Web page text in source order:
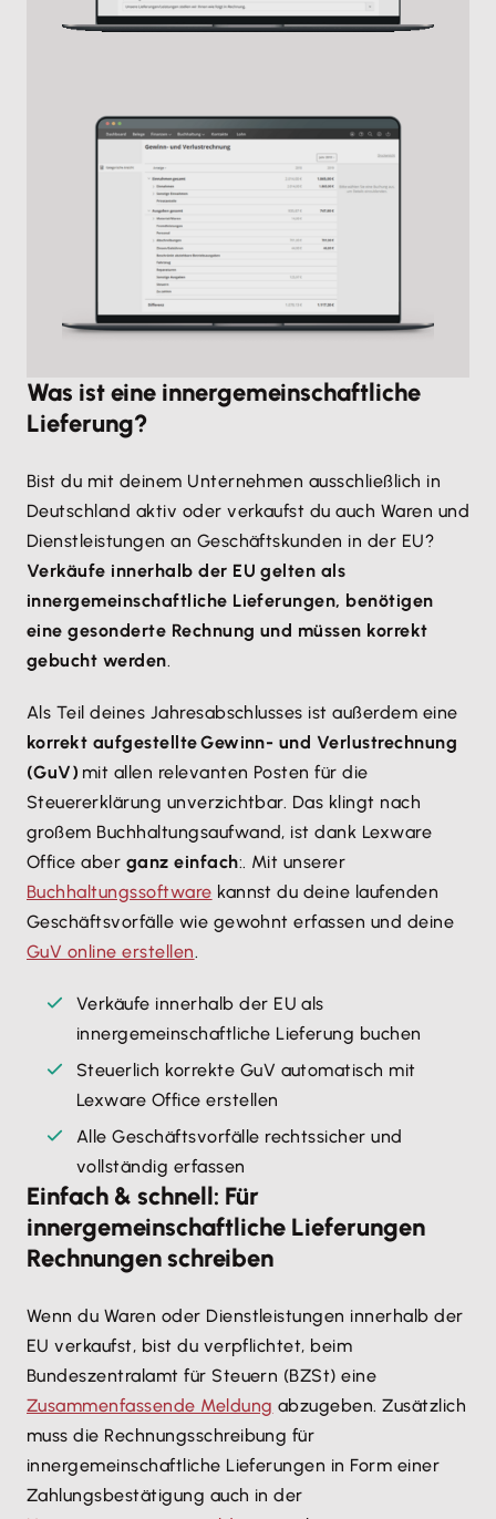
Was ist eine innergemeinschaftliche
Lieferung?
Bist du mit deinem Unternehmen ausschließlich in
Deutschland aktiv oder verkaufst du auch Waren und
Dienstleistungen an Geschäftskunden in der EU?
Verkäufe innerhalb der EU gelten als
innergemeinschaftliche Lieferungen, benötigen
eine gesonderte Rechnung und müssen korrekt
gebucht werden.
Als Teil deines Jahresabschlusses ist außerdem eine
korrekt aufgestellte Gewinn- und Verlustrechnung
(GuV) mit allen relevanten Posten für die
Steuererklärung unverzichtbar. Das klingt nach
großem Buchhaltungsaufwand, ist dank Lexware
Office aber ganz einfach:. Mit unserer
Buchhaltungssoftware kannst du deine laufenden
Geschäftsvorfälle wie gewohnt erfassen und deine
GuV online erstellen.
Verkäufe innerhalb der EU als
innergemeinschaftliche Lieferung buchen
Steuerlich korrekte GuV automatisch mit
Lexware Office erstellen
Alle Geschäftsvorfälle rechtssicher und
vollständig erfassen
Einfach & schnell: Für
innergemeinschaftliche Lieferungen
Rechnungen schreiben
Wenn du Waren oder Dienstleistungen innerhalb der
EU verkaufst, bist du verpflichtet, beim
Bundeszentralamt für Steuern (BZSt) eine
Zusammenfassende Meldung abzugeben. Zusätzlich
muss die Rechnungsschreibung für
innergemeinschaftliche Lieferungen in Form einer
Zahlungsbestätigung auch in der